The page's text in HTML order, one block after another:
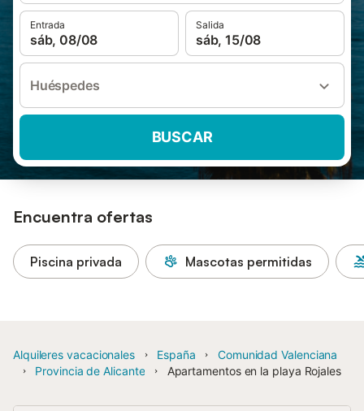
Entrada
sáb, 08/08
Salida
sáb, 15/08
Huéspedes
BUSCAR
Encuentra ofertas
Piscina privada Mascotas permitidas
Alquileres vacacionales España
Comunidad Valenciana
Provincia de Alicante
Apartamentos en la playa Rojales